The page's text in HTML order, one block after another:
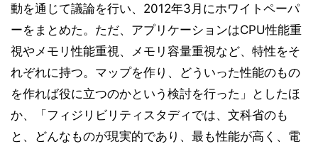
動を通じて議論を行い、2012年3月にホワイトペーパ
ーをまとめた。ただ、アプリケーションはCPU性能重
視やメモリ性能重視、メモリ容量重視など、特性をそ
れぞれに持つ。マップを作り、どういった性能のもの
を作れば役に立つのかという検討を行った」としたほ
か、「フィジリビリティスタディでは、文科省のも
と、どんなものが現実的であり、最も性能が高く、電